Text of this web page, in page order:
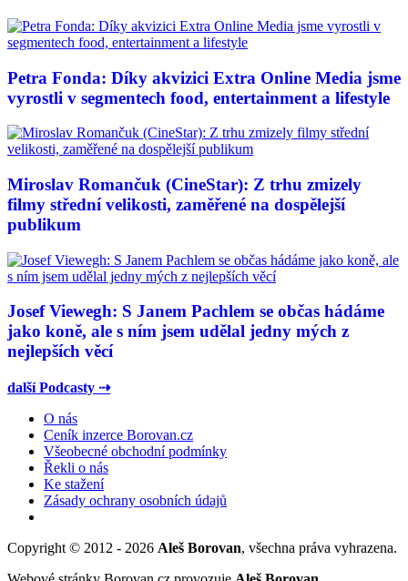
Petra Fonda: Díky akvizici Extra Online Media jsme
vyrostli v segmentech food, entertainment a lifestyle
Miroslav Romančuk (CineStar): Z trhu zmizely
filmy střední velikosti, zaměřené na dospělejší
publikum
Josef Viewegh: S Janem Pachlem se občas hádáme
jako koně, ale s ním jsem udělal jedny mých z
nejlepších věcí
další Podcasty ⇢
O nás
Ceník inzerce Borovan.cz
Všeobecné obchodní podmínky
Řekli o nás
Ke stažení
Zásady ochrany osobních údajů
Copyright © 2012 - 2026 Aleš Borovan, všechna práva vyhrazena.